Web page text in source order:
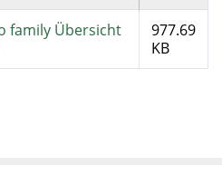
family Übersicht
977.69
KB